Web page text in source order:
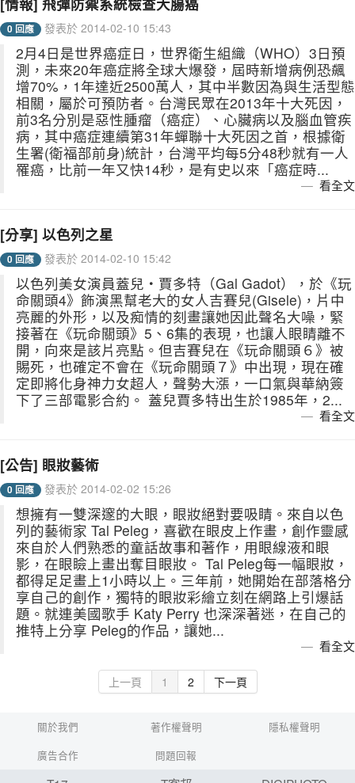
0 回應 發表於 2014-02-10 15:43
2月4日是世界癌症日，世界衛生組織（WHO）3日預
測，未來20年癌症將全球大爆發，屆時新增病例恐飆
增70%，1年達近2500萬人，其中半數因為與生活型態
相關，屬於可預防者。台灣民眾在2013年十大死因，
前3名分別是惡性腫瘤（癌症）、心臟病以及腦血管疾
病，其中癌症連續第31年蟬聯十大死因之首，根據衛
生署(衛福部前身)統計，台灣平均每5分48秒就有一人
罹癌，比前一年又快14秒，是有史以來「癌症時...
看全文
[分享] 以色列之星
0 回應 發表於 2014-02-10 15:42
以色列美女演員蓋兒‧賈多特（Gal Gadot），於《玩
命關頭4》飾演黑幫老大的女人吉賽兒(Gisele)，片中
亮麗的外形，以及痴情的刻畫讓她因此聲名大噪，緊
接著在《玩命關頭》5、6集的表現，也讓人眼睛離不
開，向來是該片亮點。但吉賽兒在《玩命關頭６》被
賜死，也確定不會在《玩命關頭７》中出現，現在確
定即將化身神力女超人，聲勢大漲，一口氣與華納簽
下了三部電影合約。 蓋兒賈多特出生於1985年，2...
看全文
[公告] 眼妝藝術
0 回應 發表於 2014-02-02 15:26
想擁有一雙深邃的大眼，眼妝絕對要吸睛。來自以色
列的藝術家 Tal Peleg，喜歡在眼皮上作畫，創作靈感
來自於人們熟悉的童話故事和著作，用眼線液和眼
影，在眼瞼上畫出奪目眼妝。 Tal Peleg每一幅眼妝，
都得足足畫上1小時以上。三年前，她開始在部落格分
享自己的創作，獨特的眼妝彩繪立刻在網路上引爆話
題。就連美國歌手 Katy Perry 也深深著迷，在自己的
推特上分享 Peleg的作品，讓她...
看全文
上一頁 1 2 下一頁
關於我們 著作權聲明
隱私權聲明
廣告合作
問題回報